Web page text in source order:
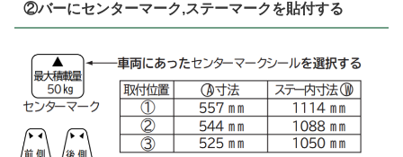
②バーにセンターマーク,ステーマークを貼付する